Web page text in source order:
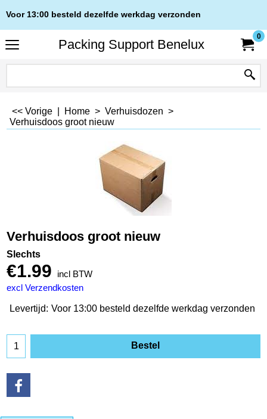
Voor 13:00 besteld dezelfde werkdag verzonden
Packing Support Benelux
0
<< Vorige Home > Verhuisdozen >
Verhuisdoos groot nieuw
Verhuisdoos groot nieuw
Slechts
€1.99
incl BTW
excl Verzendkosten
Levertijd: Voor 13:00 besteld dezelfde werkdag verzonden
Bestel